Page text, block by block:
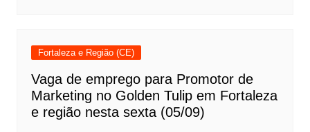
Fortaleza e Região (CE)
Vaga de emprego para Promotor de
Marketing no Golden Tulip em Fortaleza
e região nesta sexta (05/09)